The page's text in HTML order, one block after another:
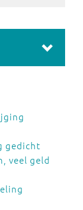
gedicht
veel geld